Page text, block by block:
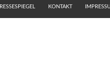
KONTAKT